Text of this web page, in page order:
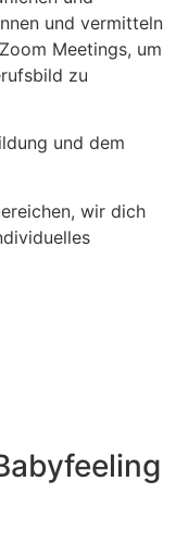
und vermitteln
Meetings, um
zu
und dem
wir dich